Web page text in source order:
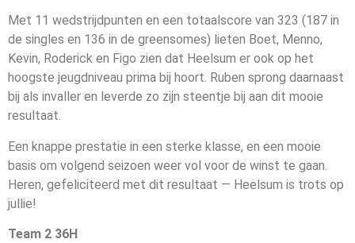
Met 11 wedstrijdpunten en een totaalscore van 323 (187 in
de singles en 136 in de greensomes) lieten Boet, Menno,
Kevin, Roderick en Figo zien dat Heelsum er ook op het
hoogste jeugdniveau prima bij hoort. Ruben sprong daarnaast
bij als invaller en leverde zo zijn steentje bij aan dit mooie
resultaat.
Een knappe prestatie in een sterke klasse, en een mooie
basis om volgend seizoen weer vol voor de winst te gaan.
Heren, gefeliciteerd met dit resultaat — Heelsum is trots op
jullie!
Team 2 36H